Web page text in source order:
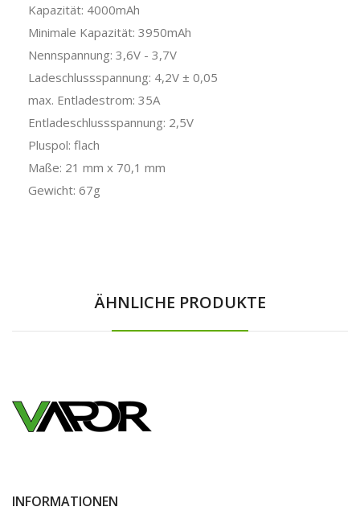
Kapazität: 4000mAh
Minimale Kapazität: 3950mAh
Nennspannung: 3,6V - 3,7V
Ladeschlussspannung: 4,2V ± 0,05
max. Entladestrom: 35A
Entladeschlussspannung: 2,5V
Pluspol: flach
Maße: 21 mm x 70,1 mm
Gewicht: 67g
ÄHNLICHE PRODUKTE
INFORMATIONEN